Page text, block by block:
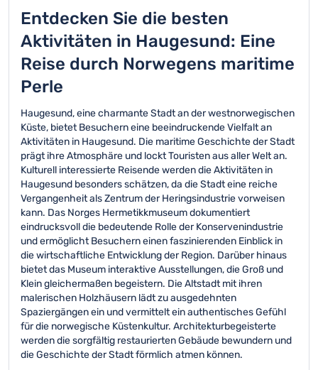
Entdecken Sie die besten
Aktivitäten in Haugesund: Eine
Reise durch Norwegens maritime
Perle
Haugesund, eine charmante Stadt an der westnorwegischen
Küste, bietet Besuchern eine beeindruckende Vielfalt an
Aktivitäten in Haugesund. Die maritime Geschichte der Stadt
prägt ihre Atmosphäre und lockt Touristen aus aller Welt an.
Kulturell interessierte Reisende werden die Aktivitäten in
Haugesund besonders schätzen, da die Stadt eine reiche
Vergangenheit als Zentrum der Heringsindustrie vorweisen
kann. Das Norges Hermetikkmuseum dokumentiert
eindrucksvoll die bedeutende Rolle der Konservenindustrie
und ermöglicht Besuchern einen faszinierenden Einblick in
die wirtschaftliche Entwicklung der Region. Darüber hinaus
bietet das Museum interaktive Ausstellungen, die Groß und
Klein gleichermaßen begeistern. Die Altstadt mit ihren
malerischen Holzhäusern lädt zu ausgedehnten
Spaziergängen ein und vermittelt ein authentisches Gefühl
für die norwegische Küstenkultur. Architekturbegeisterte
werden die sorgfältig restaurierten Gebäude bewundern und
die Geschichte der Stadt förmlich atmen können.